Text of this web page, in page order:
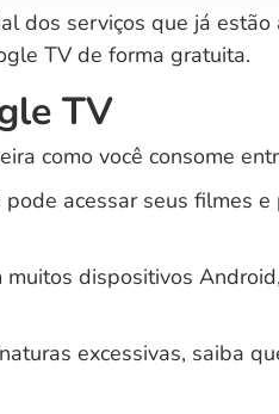
dos serviços que já estão
TV de forma gratuita.
TV
como você consome
acessar seus filmes
dispositivos
excessivas, saiba